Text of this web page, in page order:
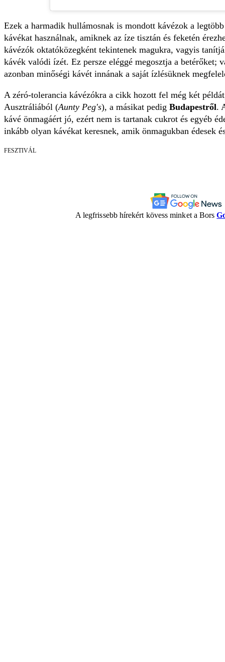
Ezek a harmadik hullámosnak is mondott kávézok a
kávékat használnak, amiknek az íze tisztán és feketén
kávézók oktatóközegként tekintenek magukra, vagyis
kávék valódi ízét. Ez persze eléggé megosztja a betérőket;
azonban minőségi kávét innának a saját ízlésüknek
A zéró-tolerancia kávézókra a cikk hozott fel még két
Ausztráliából (Aunty Peg's), a másikat pedig Budapestről.
kávé önmagáért jó, ezért nem is tartanak cukrot és egyéb
inkább olyan kávékat keresnek, amik önmagukban édesek
FESZTIVÁL
A legfrissebb hírekért kövess minket a Bors